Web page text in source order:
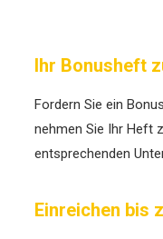
Ihr Bonusheft
Fordern Sie ein
nehmen Sie Ihr Heft
entsprechenden
Einreichen bis